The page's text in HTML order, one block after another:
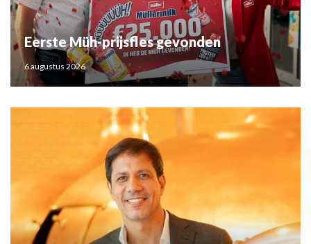
Eerste Müh-prijsfles gevonden
6 augustus 2026